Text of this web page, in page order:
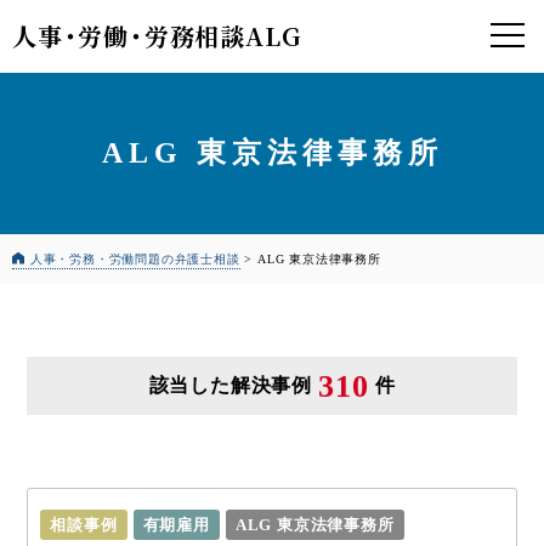
人事・労働・労務相談ALG
ALG 東京法律事務所
人事・労務・労働問題の弁護士相談 > ALG 東京法律事務所
該当した解決事例 310 件
相談事例 有期雇用 ALG 東京法律事務所